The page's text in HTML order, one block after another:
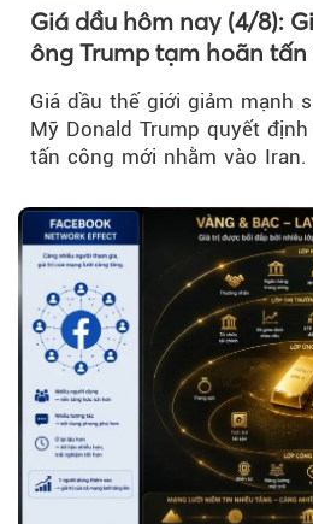
Giá dầu hôm nay (4/8):
ông Trump tạm hoãn tấn
Giá dầu thế giới giảm mạnh
Mỹ Donald Trump quyết
tấn công mới nhằm vào Iran.